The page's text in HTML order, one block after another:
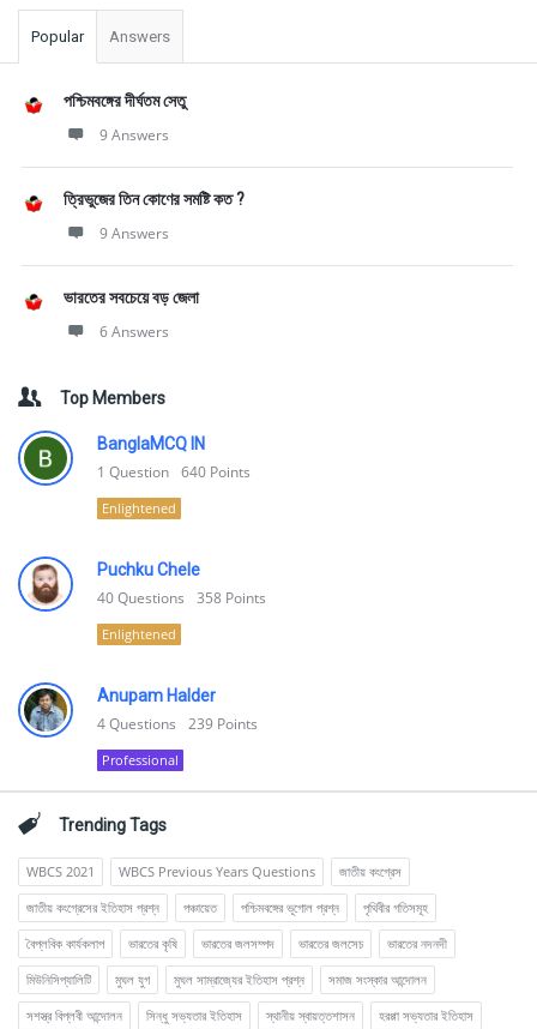
Popular Answers
পশ্চিমবঙ্গের দীর্ঘতম সেতু
9 Answers
ত্রিভুজের তিন কোণের সমষ্টি কত ?
9 Answers
ভারতের সবচেয়ে বড় জেলা
6 Answers
Top Members
BanglaMCQ IN
1 Question 640 Points
Enlightened
Puchku Chele
40Questions 358 Points
Enlightened
Anupam Halder
4Questions 239 Points
Professional
Trending Tags
WBCS 2021 WBCS Previous Years Questions
জাতীয় কংগ্রেস
জাতীয় কংগ্রেসের ইতিহাস প্রশ্ন
পঞ্চায়েত পশ্চিমবঙ্গের ভূগোল প্রশ্ন
পৃথিবীর গতিসমূহ
বৈপ্লবিক কার্যকলাপ
ভারতের কৃষি ভারতের জলসম্পদ ভারতের জলসেচ
ভারতের নদনদী
মিউনিসিপ্যালিটি
মুঘল যুগ মুঘল সাম্রাজ্যের ইতিহাস প্রশ্ন
সমাজ সংস্কার আন্দোলন
সশস্ত্র বিপ্লবী আন্দোলন
সিন্ধু সভ্যতার ইতিহাস স্থানীয় স্বায়ত্তশাসন হরপ্পা সভ্যতার ইতিহাস